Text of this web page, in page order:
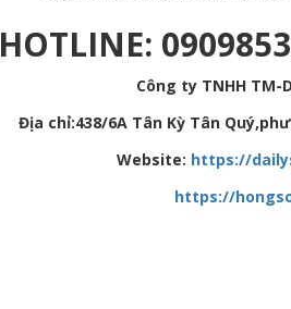
HOTLINE:
Công ty TNHH TM-
Địa chỉ:438/6A Tân Kỳ Tân
Website: https://
https://